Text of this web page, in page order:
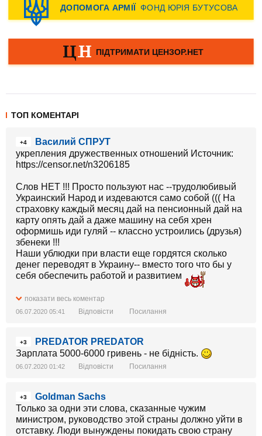
ТОП КОМЕНТАРІ
+4
Василий СПРУТ
укрепления дружественных отношений Источник:
https://censor.net/n3206185
Слов НЕТ !!! Просто пользуют нас --трудолюбивый
Украинский Народ и издеваются само собой ((( На
страховку каждый месяц дай на пенсионный дай на
карту опять дай а даже машину на себя хрен
оформишь иди гуляй -- классно устроились (друзья)
збенеки !!!
Наши ублюдки при власти еще гордятся сколько
денег переводят в Украину-- вместо того что бы у
себя обеспечить работой и развитием
показати весь коментар
06.07.2020 05:41 Відповісти Посилання
+3
PREDATOR PREDATOR
Зарплата 5000-6000 гривень - не бідність.
06.07.2020 01:42 Відповісти Посилання
+3
Goldman Sachs
Только за одни эти слова, сказанные чужим
министром, руководство этой страны должно уйти в
отставку. Люди вынуждены покидать свою страну